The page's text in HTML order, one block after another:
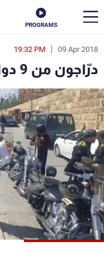
PROGRAMS
09 Apr 2018
19:32 PM
درّاجون من 9 دول عربية جالوا في بعلبك
en
الأخبار
سياسة
إقتصاد
منوعات
كأس العالم